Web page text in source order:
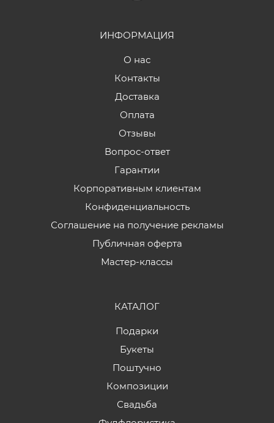
ИНФОРМАЦИЯ
О нас
Контакты
Доставка
Оплата
Отзывы
Вопрос-ответ
Гарантии
Корпоративным клиентам
Конфиденциальность
Соглашение на получение рекламы
Публичная оферта
Мастер-классы
КАТАЛОГ
Подарки
Букеты
Поштучно
Композиции
Свадьба